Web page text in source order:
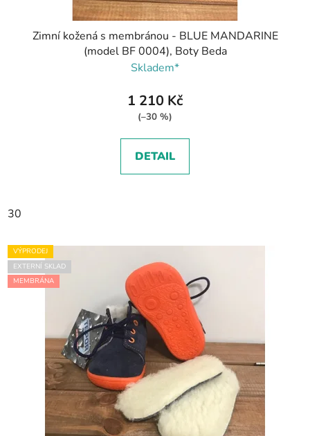
Zimní kožená s membránou - BLUE MANDARINE
(model BF 0004), Boty Beda
Skladem*
1 210 Kč
(–30 %)
DETAIL
30
VÝPRODEJ
EXTERNÍ SKLAD
MEMBRÁNA